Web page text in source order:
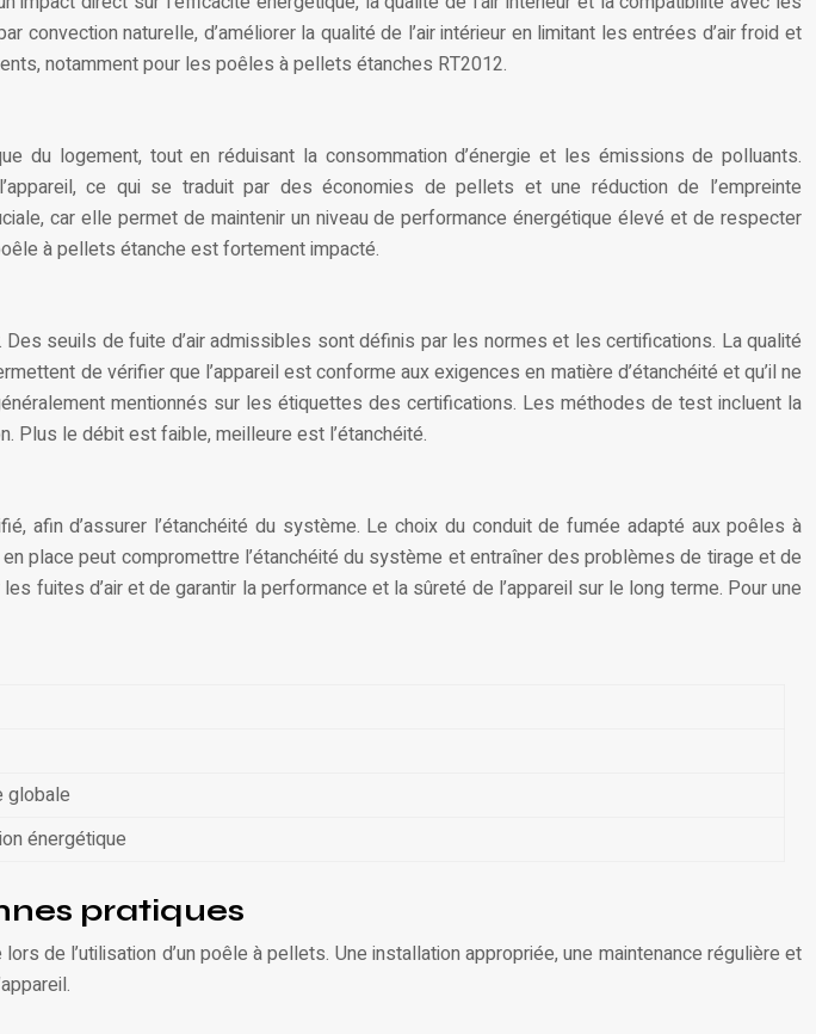
naturelle, d’améliorer la qualité de l’air intérieur en limitant les entrées d’air froid et
notamment pour les poêles à pellets étanches RT2012.
du logement, tout en réduisant la consommation d’énergie et les émissions de polluants.
ce qui se traduit par des économies de pellets et une réduction de l’empreinte
car elle permet de maintenir un niveau de performance énergétique élevé et de respecter
à pellets étanche est fortement impacté.
seuils de fuite d’air admissibles sont définis par les normes et les certifications. La qualité
de vérifier que l’appareil est conforme aux exigences en matière d’étanchéité et qu’il ne
mentionnés sur les étiquettes des certifications. Les méthodes de test incluent la
Plus le débit est faible, meilleure est l’étanchéité.
afin d’assurer l’étanchéité du système. Le choix du conduit de fumée adapté aux poêles à
place peut compromettre l’étanchéité du système et entraîner des problèmes de tirage et de
fuites d’air et de garantir la performance et la sûreté de l’appareil sur le long terme. Pour une
globale
énergétique
pratiques
de l’utilisation d’un poêle à pellets. Une installation appropriée, une maintenance régulière et